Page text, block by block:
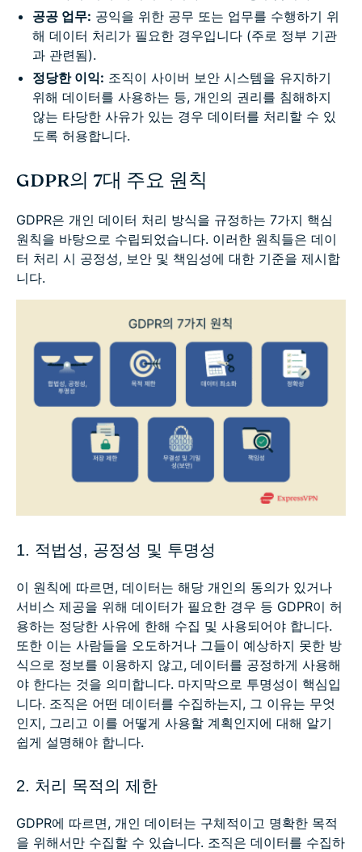
공공 업무: 공익을 위한 공무 또는 업무를 수행하기 위
해 데이터 처리가 필요한 경우입니다 (주로 정부 기관
과 관련됨).
정당한 이익: 조직이 사이버 보안 시스템을 유지하기
위해 데이터를 사용하는 등, 개인의 권리를 침해하지
않는 타당한 사유가 있는 경우 데이터를 처리할 수 있
도록 허용합니다.
GDPR의 7대 주요 원칙
GDPR은 개인 데이터 처리 방식을 규정하는 7가지 핵심
원칙을 바탕으로 수립되었습니다. 이러한 원칙들은 데이
터 처리 시 공정성, 보안 및 책임성에 대한 기준을 제시합
니다.
1. 적법성, 공정성 및 투명성
이 원칙에 따르면, 데이터는 해당 개인의 동의가 있거나
서비스 제공을 위해 데이터가 필요한 경우 등 GDPR이 허
용하는 정당한 사유에 한해 수집 및 사용되어야 합니다.
또한 이는 사람들을 오도하거나 그들이 예상하지 못한 방
식으로 정보를 이용하지 않고, 데이터를 공정하게 사용해
야 한다는 것을 의미합니다. 마지막으로 투명성이 핵심입
니다. 조직은 어떤 데이터를 수집하는지, 그 이유는 무엇
인지, 그리고 이를 어떻게 사용할 계획인지에 대해 알기
쉽게 설명해야 합니다.
2. 처리 목적의 제한
GDPR에 따르면, 개인 데이터는 구체적이고 명확한 목적
을 위해서만 수집할 수 있습니다. 조직은 데이터를 수집하